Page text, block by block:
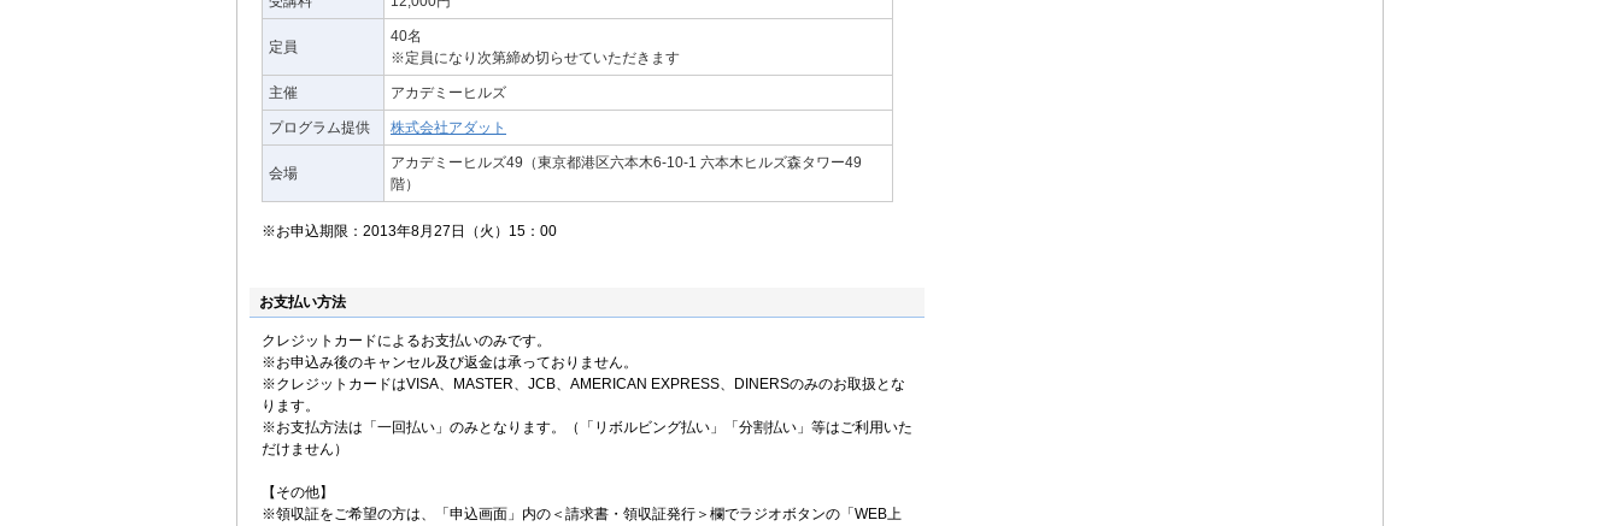
定員
40名
※定員になり次第締め切らせていただきます
主催 アカデミーヒルズ
プログラム提供 株式会社アダット
会場
アカデミーヒルズ49（東京都港区六本木6-10-1 六本木ヒルズ森タワー49
階）
※お申込期限：2013年8月27日（火）15：00
お支払い方法
クレジットカードによるお支払いのみです。
※お申込み後のキャンセル及び返金は承っておりません。
※クレジットカードはVISA、MASTER、JCB、AMERICAN EXPRESS、DINERSのみのお取扱とな
ります。
※お支払方法は「一回払い」のみとなります。（「リボルビング払い」「分割払い」等はご利用いた
だけません）
【その他】
※領収証をご希望の方は、「申込画面」内の＜請求書・領収証発行＞欄でラジオボタンの「WEB上